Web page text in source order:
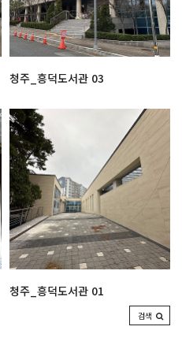
청주_흥덕도서관 03
청주_흥덕도서관 01
검색